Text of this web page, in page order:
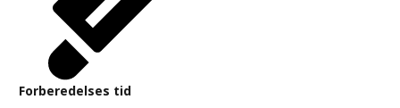
Forberedelses tid